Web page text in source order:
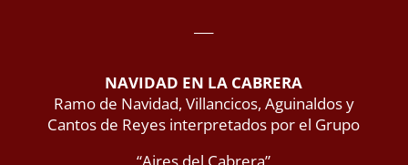
NAVIDAD EN LA CABRERA
Ramo de Navidad, Villancicos, Aguinaldos y
Cantos de Reyes interpretados por el Grupo